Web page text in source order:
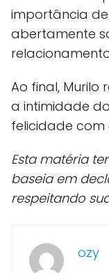
importância
abertamente
Ao final,
a intimidade
felicidade com
Esta matéria
baseia em
respeitando
ozy